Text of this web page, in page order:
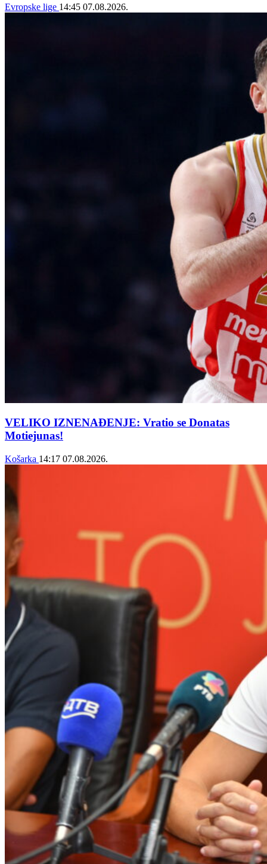
Evropske lige 14:45 07.08.2026.
VELIKO IZNENAĐENJE: Vratio se Donatas
Motiejunas!
Košarka 14:17 07.08.2026.